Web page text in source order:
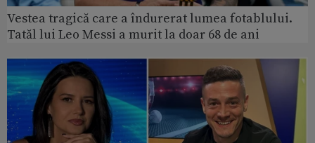
Vestea tragică care a îndurerat lumea fotablului.
Tatăl lui Leo Messi a murit la doar 68 de ani